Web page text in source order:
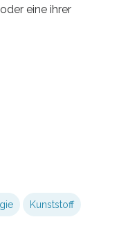
eine ihrer
Kunststoff